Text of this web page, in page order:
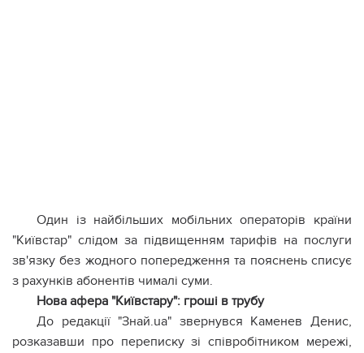
Один із найбільших мобільних операторів країни
"Київстар" слідом за підвищенням тарифів на послуги
зв'язку без жодного попередження та пояснень списує
з рахунків абонентів чималі суми.
Нова афера "Київстару": гроші в трубу
До редакції "Знай.ua" звернувся Каменев Денис,
розказавши про переписку зі співробітником мережі,